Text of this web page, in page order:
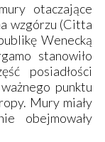
otaczające
wzgórzu (Citta
Wenecką
stanowiło
posiadłości
punktu
Mury miały
obejmowały